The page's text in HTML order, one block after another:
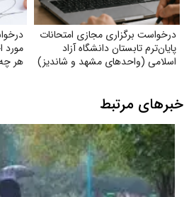
درخواست برگزاری مجازی امتحانات
پایان‌ترم تابستان دانشگاه آزاد
اسلامی (واحدهای مشهد و شاندیز)
مورد
هر
خبرهای مرتبط